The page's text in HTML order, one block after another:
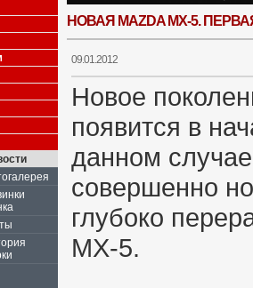
НОВАЯ MAZDA MX-5.
09.01.2012
Новое
появится в
данном
совершенно
глубоко
MX-5.